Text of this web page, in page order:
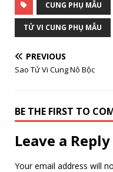
CUNG PHỤ MẪU
TỬ VI CUNG PHỤ MẪU
PREVIOUS
Sao Tử Vi Cung Nô Bộc
BE THE FIRST TO
Leave a Reply
Your email address will